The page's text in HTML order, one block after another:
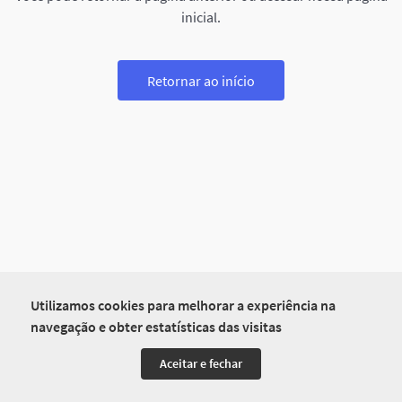
Utilizamos cookies para melhorar a experiência na
navegação e obter estatísticas das visitas
Aceitar e fechar
inicial.
Retornar ao início